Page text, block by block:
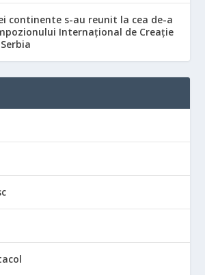
continente s-au reunit la cea de-a
Internațional de Creație